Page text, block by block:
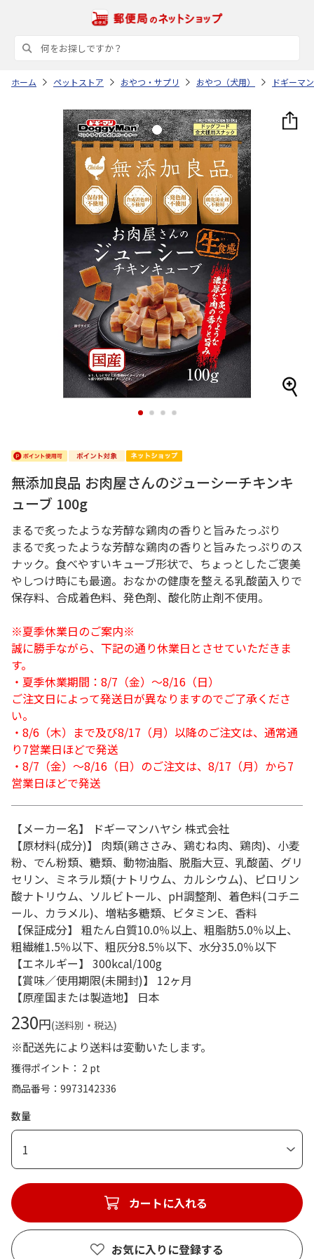
ホーム ペットストア おやつ・サプリ おやつ（犬用） ドギーマ
1 2 3 4
無添加良品 お肉屋さんのジューシーチキンキ
ューブ 100g
まるで炙ったような芳醇な鶏肉の香りと旨みたっぷり
まるで炙ったような芳醇な鶏肉の香りと旨みたっぷりのス
ナック。食べやすいキューブ形状で、ちょっとしたご褒美
やしつけ時にも最適。おなかの健康を整える乳酸菌入りで
保存料、合成着色料、発色剤、酸化防止剤不使用。
※夏季休業日のご案内※
誠に勝手ながら、下記の通り休業日とさせていただきま
す。
・夏季休業期間：8/7（金）～8/16（日）
ご注文日によって発送日が異なりますのでご了承くださ
い。
・8/6（木）まで及び8/17（月）以降のご注文は、通常通
り7営業日ほどで発送
・8/7（金）～8/16（日）のご注文は、8/17（月）から7
営業日ほどで発送
【メーカー名】 ドギーマンハヤシ 株式会社
【原材料(成分)】 肉類(鶏ささみ、鶏むね肉、鶏肉)、小麦
粉、でん粉類、糖類、動物油脂、脱脂大豆、乳酸菌、グリ
セリン、ミネラル類(ナトリウム、カルシウム)、ピロリン
酸ナトリウム、ソルビトール、pH調整剤、着色料(コチニ
ール、カラメル)、増粘多糖類、ビタミンE、香料
【保証成分】 粗たん白質10.0％以上、粗脂肪5.0％以上、
粗繊維1.5％以下、粗灰分8.5％以下、水分35.0％以下
【エネルギー】 300kcal/100g
【賞味／使用期限(未開封)】 12ヶ月
【原産国または製造地】 日本
230円(送料別・税込)
※配送先により送料は変動いたします。
獲得ポイント： 2 pt
商品番号
9973142336
数量
1
カートに入れる
お気に入りに登録する